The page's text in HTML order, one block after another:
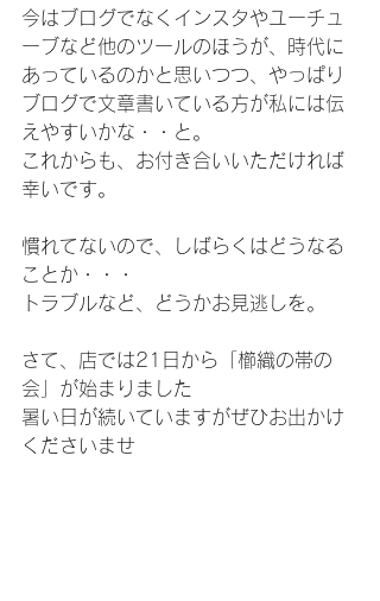
今はブログでなくインスタやユーチュ
ーブなど他のツールのほうが、時代に
あっているのかと思いつつ、やっぱり
ブログで文章書いている方が私には伝
えやすいかな・・と。
これからも、お付き合いいただければ
幸いです。
慣れてないので、しばらくはどうなる
ことか・・・
トラブルなど、どうかお見逃しを。
さて、店では21日から「櫛織の帯の
会」が始まりました
暑い日が続いていますがぜひお出かけ
くださいませ